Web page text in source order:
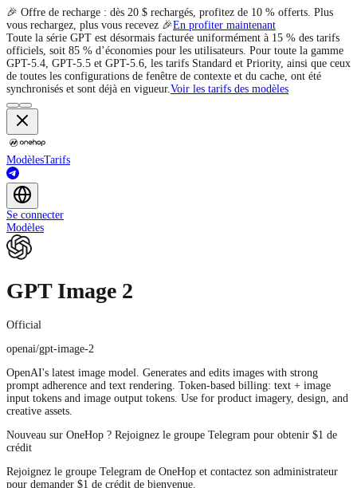
🎉 Offre de recharge : dès 20 $ rechargés, profitez de 10 % offerts. Plus
vous rechargez, plus vous recevez 🎉En profiter maintenant
Toute la série GPT est désormais facturée uniformément à 15 % des tarifs
officiels, soit 85 % d’économies pour les utilisateurs. Pour toute la gamme
GPT-5.4, GPT-5.5 et GPT-5.6, les tarifs Standard et Priority, ainsi que ceux
de toutes les configurations de fenêtre de contexte et du cache, ont été
synchronisés et sont déjà en vigueur.Voir les tarifs des modèles
ModèlesTarifs
Se connecter
Modèles
GPT Image 2
Official
openai/gpt-image-2
OpenAI's latest image model. Generates and edits images with strong
prompt adherence and text rendering. Token-based billing: text + image
input tokens and image output tokens. Use for product imagery, design, and
creative assets.
Nouveau sur OneHop ? Rejoignez le groupe Telegram pour obtenir $1 de
crédit
Rejoignez le groupe Telegram de OneHop et contactez son administrateur
pour demander $1 de crédit de bienvenue.